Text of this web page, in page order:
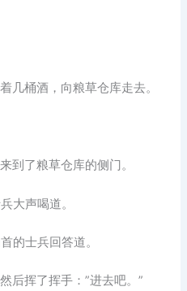
几桶酒，向粮草仓库走去。
到了粮草仓库的侧门。
大声喝道。
的士兵回答道。
后挥了挥手：”进去吧。”